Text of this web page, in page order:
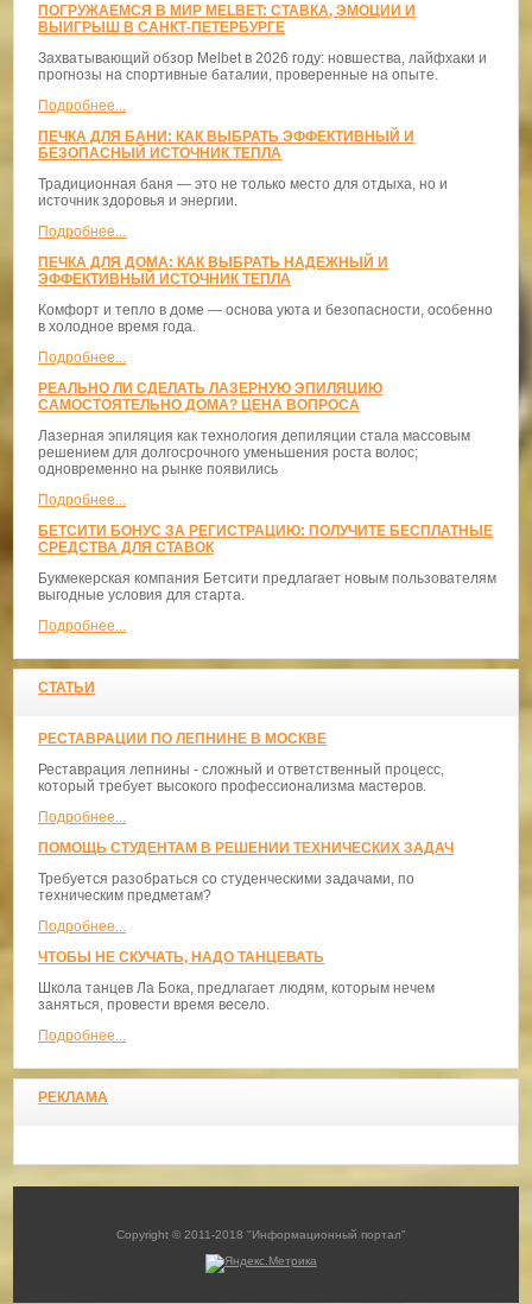
ПОГРУЖАЕМСЯ В МИР MELBET: СТАВКА, ЭМОЦИИ И
ВЫИГРЫШ В САНКТ-ПЕТЕРБУРГЕ
Захватывающий обзор Melbet в 2026 году: новшества, лайфхаки и
прогнозы на спортивные баталии, проверенные на опыте.
Подробнее...
ПЕЧКА ДЛЯ БАНИ: КАК ВЫБРАТЬ ЭФФЕКТИВНЫЙ И
БЕЗОПАСНЫЙ ИСТОЧНИК ТЕПЛА
Традиционная баня — это не только место для отдыха, но и
источник здоровья и энергии.
Подробнее...
ПЕЧКА ДЛЯ ДОМА: КАК ВЫБРАТЬ НАДЕЖНЫЙ И
ЭФФЕКТИВНЫЙ ИСТОЧНИК ТЕПЛА
Комфорт и тепло в доме — основа уюта и безопасности, особенно
в холодное время года.
Подробнее...
РЕАЛЬНО ЛИ СДЕЛАТЬ ЛАЗЕРНУЮ ЭПИЛЯЦИЮ
САМОСТОЯТЕЛЬНО ДОМА? ЦЕНА ВОПРОСА
Лазерная эпиляция как технология депиляции стала массовым
решением для долгосрочного уменьшения роста волос;
одновременно на рынке появились
Подробнее...
БЕТСИТИ БОНУС ЗА РЕГИСТРАЦИЮ: ПОЛУЧИТЕ БЕСПЛАТНЫЕ
СРЕДСТВА ДЛЯ СТАВОК
Букмекерская компания Бетсити предлагает новым пользователям
выгодные условия для старта.
Подробнее...
СТАТЬИ
РЕСТАВРАЦИИ ПО ЛЕПНИНЕ В МОСКВЕ
Реставрация лепнины - сложный и ответственный процесс,
который требует высокого профессионализма мастеров.
Подробнее...
ПОМОЩЬ СТУДЕНТАМ В РЕШЕНИИ ТЕХНИЧЕСКИХ ЗАДАЧ
Требуется разобраться со студенческими задачами, по
техническим предметам?
Подробнее...
ЧТОБЫ НЕ СКУЧАТЬ, НАДО ТАНЦЕВАТЬ
​Школа танцев Ла Бока, предлагает людям, которым нечем
заняться, провести время весело.
Подробнее...
РЕКЛАМА
Copyright © 2011-2018 "Информационный портал"